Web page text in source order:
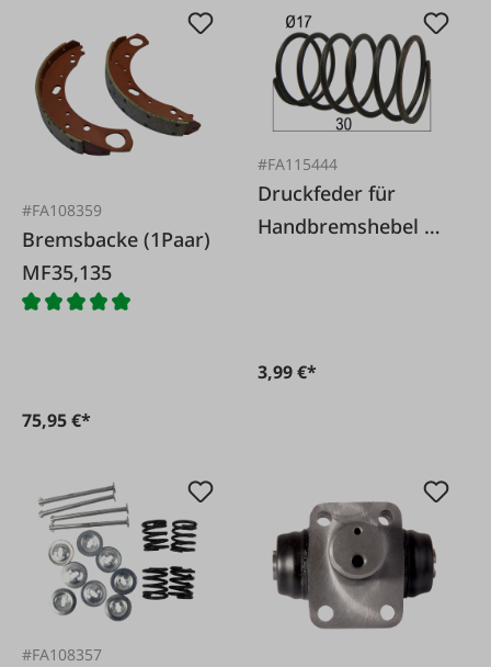
#FA108359
Bremsbacke (1Paar)
MF35,135
75,95 €*
#FA115444
Druckfeder für
Handbremshebel zu
3,99 €*
#FA108357